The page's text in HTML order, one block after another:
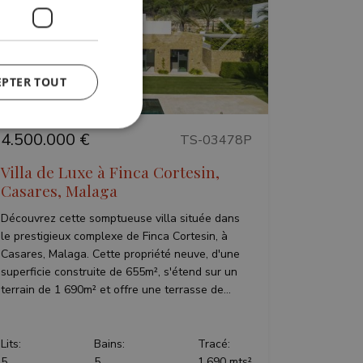
Précédent Suivant
4.500.000 € TS-03478P
Villa de Luxe à Finca Cortesin,
Casares, Malaga
Découvrez cette somptueuse villa située dans
le prestigieux complexe de Finca Cortesin, à
Casares, Malaga. Cette propriété neuve, d'une
superficie construite de 655m², s'étend sur un
terrain de 1 690m² et offre une terrasse de...
Lits:
Bains:
Tracé:
TOUT
des utilisateurs et
cookie
the purpose of
that their